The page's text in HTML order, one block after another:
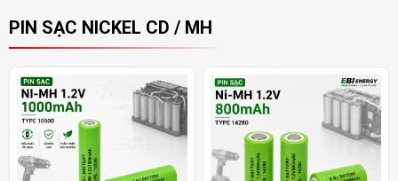
PIN SẠC NICKEL CD / MH